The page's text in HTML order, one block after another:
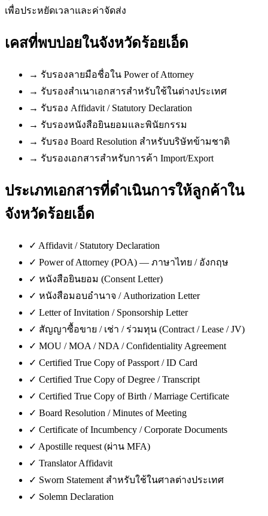
เพื่อประหยัดเวลาและค่าจัดส่ง
เคสที่พบบ่อยในจังหวัดร้อยเอ็ด
→ รับรองลายมือชื่อใน Power of Attorney
→ รับรองสำเนาเอกสารสำหรับใช้ในต่างประเทศ
→ รับรอง Affidavit / Statutory Declaration
→ รับรองหนังสือยินยอมและพินัยกรรม
→ รับรอง Board Resolution สำหรับบริษัทข้ามชาติ
→ รับรองเอกสารสำหรับการค้า Import/Export
ประเภทเอกสารที่ดำเนินการให้ลูกค้าใน
จังหวัดร้อยเอ็ด
✓ Affidavit / Statutory Declaration
✓ Power of Attorney (POA) — ภาษาไทย / อังกฤษ
✓ หนังสือยินยอม (Consent Letter)
✓ หนังสือมอบอำนาจ / Authorization Letter
✓ Letter of Invitation / Sponsorship Letter
✓ สัญญาซื้อขาย / เช่า / ร่วมทุน (Contract / Lease / JV)
✓ MOU / MOA / NDA / Confidentiality Agreement
✓ Certified True Copy of Passport / ID Card
✓ Certified True Copy of Degree / Transcript
✓ Certified True Copy of Birth / Marriage Certificate
✓ Board Resolution / Minutes of Meeting
✓ Certificate of Incumbency / Corporate Documents
✓ Apostille request (ผ่าน MFA)
✓ Translator Affidavit
✓ Sworn Statement สำหรับใช้ในศาลต่างประเทศ
✓ Solemn Declaration